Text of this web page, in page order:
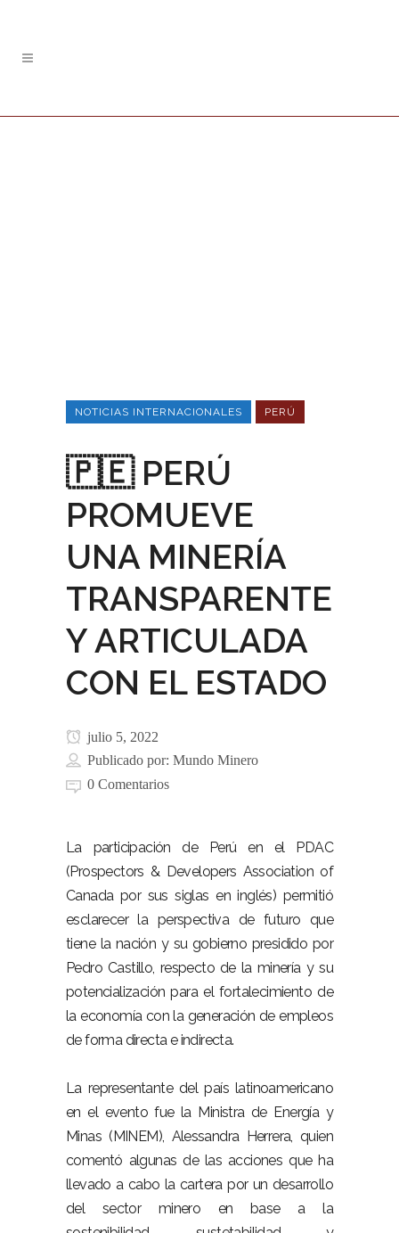
NOTICIAS INTERNACIONALES PERÚ
🇵🇪 PERÚ
PROMUEVE
UNA MINERÍA
TRANSPARENTE
Y ARTICULADA
CON EL ESTADO
julio 5, 2022
Publicado por: Mundo Minero
0 Comentarios
La participación de Perú en el PDAC
(Prospectors & Developers Association of
Canada por sus siglas en inglés) permitió
esclarecer la perspectiva de futuro que
tiene la nación y su gobierno presidido por
Pedro Castillo, respecto de la minería y su
potencialización para el fortalecimiento de
la economía con la generación de empleos
de forma directa e indirecta.
La representante del país latinoamericano
en el evento fue la Ministra de Energía y
Minas (MINEM), Alessandra Herrera, quien
comentó algunas de las acciones que ha
llevado a cabo la cartera por un desarrollo
del sector minero en base a la